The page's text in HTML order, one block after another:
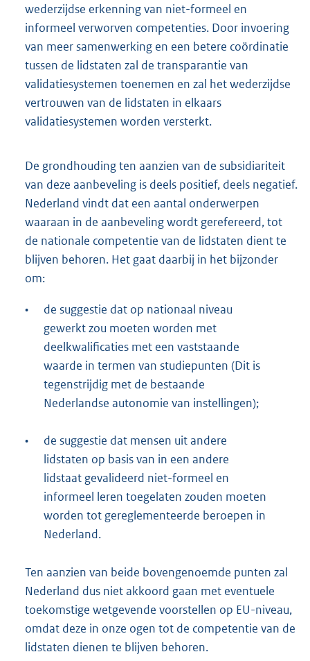
wederzijdse erkenning van niet-formeel en
informeel verworven competenties. Door invoering
van meer samenwerking en een betere coördinatie
tussen de lidstaten zal de transparantie van
validatiesystemen toenemen en zal het wederzijdse
vertrouwen van de lidstaten in elkaars
validatiesystemen worden versterkt.
De grondhouding ten aanzien van de subsidiariteit
van deze aanbeveling is deels positief, deels negatief.
Nederland vindt dat een aantal onderwerpen
waaraan in de aanbeveling wordt gerefereerd, tot
de nationale competentie van de lidstaten dient te
blijven behoren. Het gaat daarbij in het bijzonder
om:
•
de suggestie dat op nationaal niveau
gewerkt zou moeten worden met
deelkwalificaties met een vaststaande
waarde in termen van studiepunten (Dit is
tegenstrijdig met de bestaande
Nederlandse autonomie van instellingen);
•
de suggestie dat mensen uit andere
lidstaten op basis van in een andere
lidstaat gevalideerd niet-formeel en
informeel leren toegelaten zouden moeten
worden tot gereglementeerde beroepen in
Nederland.
Ten aanzien van beide bovengenoemde punten zal
Nederland dus niet akkoord gaan met eventuele
toekomstige wetgevende voorstellen op EU-niveau,
omdat deze in onze ogen tot de competentie van de
lidstaten dienen te blijven behoren.